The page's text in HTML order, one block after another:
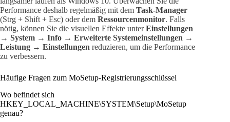
Performance deshalb regelmäßig mit dem Task-Manager
(Strg + Shift + Esc) oder dem Ressourcenmonitor. Falls
nötig, können Sie die visuellen Effekte unterEinstellungen
→ System → Info → Erweiterte Systemeinstellungen →
Leistung → Einstellungen reduzieren, um die Performance
zu verbessern.
Häufige Fragen zum MoSetup-Registrierungsschlüssel
Wo befindet sich
HKEY_LOCAL_MACHINE\SYSTEM\Setup\MoSetup
genau?